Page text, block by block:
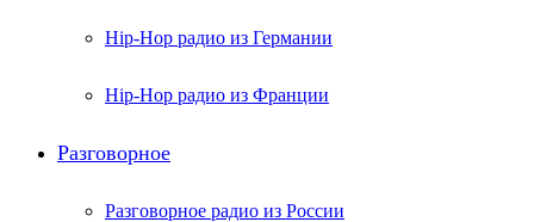
Hip-Hop радио из Германии
Hip-Hop радио из Франции
Разговорное
Разговорное радио из России